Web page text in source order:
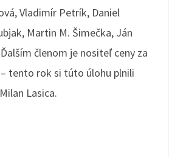
Vladimír Petrík, Daniel
Martin M. Šimečka, Ján
členom je nositeľ ceny za
tento rok si túto úlohu plnili
Lasica.